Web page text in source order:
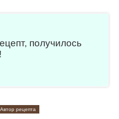
получилось
Автор рецепта